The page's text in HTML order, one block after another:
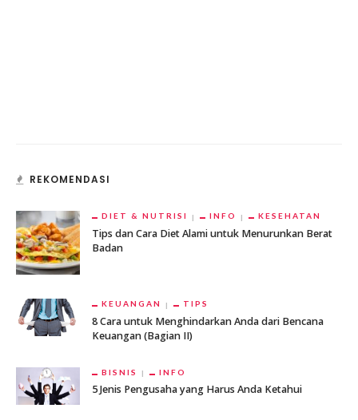
REKOMENDASI
DIET & NUTRISI INFO KESEHATAN
Tips dan Cara Diet Alami untuk Menurunkan Berat
Badan
KEUANGAN TIPS
8 Cara untuk Menghindarkan Anda dari Bencana
Keuangan (Bagian II)
BISNIS INFO
5 Jenis Pengusaha yang Harus Anda Ketahui